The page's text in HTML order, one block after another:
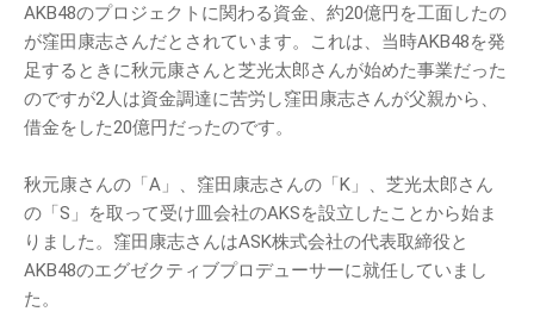
AKB48のプロジェクトに関わる資金、約20億円を工面したの
が窪田康志さんだとされています。これは、当時AKB48を発
足するときに秋元康さんと芝光太郎さんが始めた事業だった
のですが2人は資金調達に苦労し窪田康志さんが父親から、
借金をした20億円だったのです。
秋元康さんの「A」、窪田康志さんの「K」、芝光太郎さん
の「S」を取って受け皿会社のAKSを設立したことから始ま
りました。窪田康志さんはASK株式会社の代表取締役と
AKB48のエグゼクティブプロデューサーに就任していまし
た。